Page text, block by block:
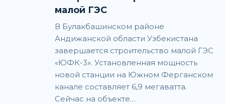
малой ГЭС
В Булакбашинском районе
Андижанской области Узбекистана
завершается строительство малой ГЭС
«ЮФК-3». Установленная мощность
новой станции на Южном Ферганском
канале составляет 6,9 мегаватта.
Сейчас на объекте…